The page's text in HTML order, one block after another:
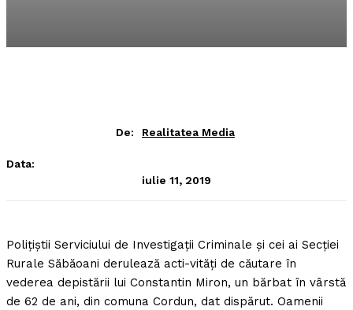
De: Realitatea Media
Data:
iulie 11, 2019
Poliţiştii Serviciului de Investigaţii Criminale şi cei ai Secţiei
Rurale Săbăoani derulează acti-vităţi de căutare în
vederea depistării lui Constantin Miron, un bărbat în vârstă
de 62 de ani, din comuna Cordun, dat dispărut. Oamenii